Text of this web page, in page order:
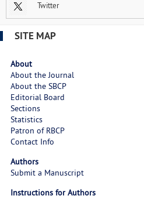
Twitter
SITE MAP
About
About the Journal
About the SBCP
Editorial Board
Sections
Statistics
Patron of RBCP
Contact Info
Authors
Submit a Manuscript
Instructions for Authors